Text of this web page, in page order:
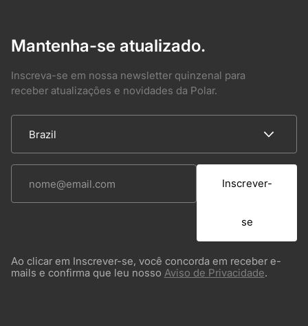
Mantenha-se atualizado.
Inscreva-se em nossa newsletter quinzenal para
receber atualizações e novidades da Polar.
Inscrever-
se
Ao clicar em Inscrever-se, você concorda em receber e-
mails e confirma que leu nosso Aviso de Privacidade.